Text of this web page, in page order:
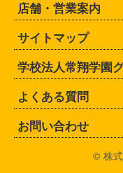
店舗・営業案内
サイトマップ
学校法人常翔学園
よくある質問
お問い合わせ
© 株